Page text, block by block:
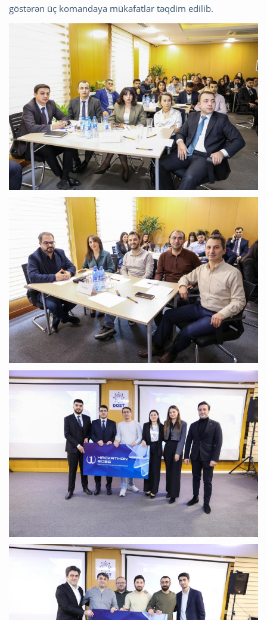
göstərən üç komandaya mükafatlar təqdim edilib.